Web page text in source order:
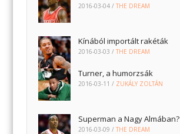
2016-03-04 /THE DREAM
Kínából importált rakéták
2016-03-03 /THE DREAM
Turner, a humorzsák
2016-03-11 / ZUKÁLY ZOLTÁN
Superman a Nagy Almában?
2016-03-09 /THE DREAM